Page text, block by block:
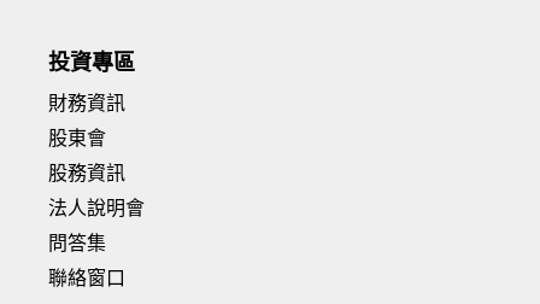
投資專區
財務資訊
股東會
股務資訊
法人說明會
問答集
聯絡窗口